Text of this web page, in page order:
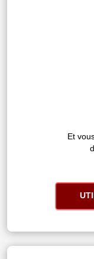
Et